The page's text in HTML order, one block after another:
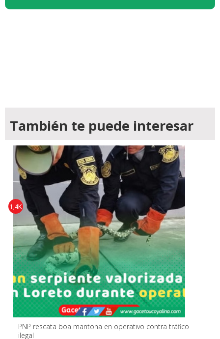
También te puede interesar
PNP rescata boa mantona en operativo contra tráfico
ilegal
1,4K